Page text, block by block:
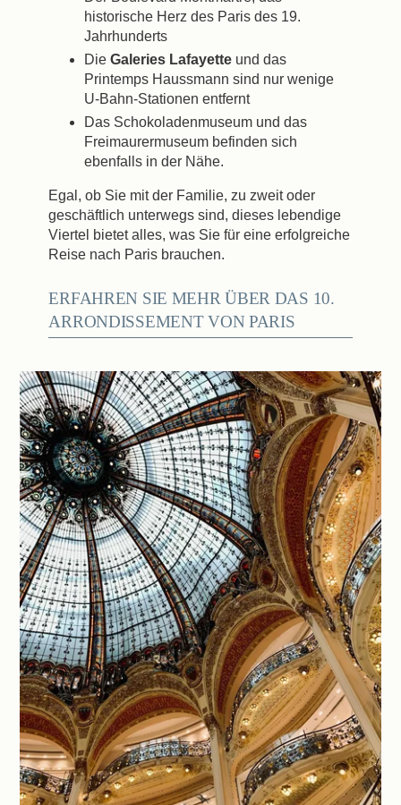
historische Herz des Paris des 19.
Jahrhunderts
Die Galeries Lafayette und das
Printemps Haussmann sind nur wenige
U-Bahn-Stationen entfernt
Das Schokoladenmuseum und das
Freimaurermuseum befinden sich
ebenfalls in der Nähe.
Egal, ob Sie mit der Familie, zu zweit oder
geschäftlich unterwegs sind, dieses lebendige
Viertel bietet alles, was Sie für eine erfolgreiche
Reise nach Paris brauchen.
ERFAHREN SIE MEHR ÜBER DAS 10.
ARRONDISSEMENT VON PARIS